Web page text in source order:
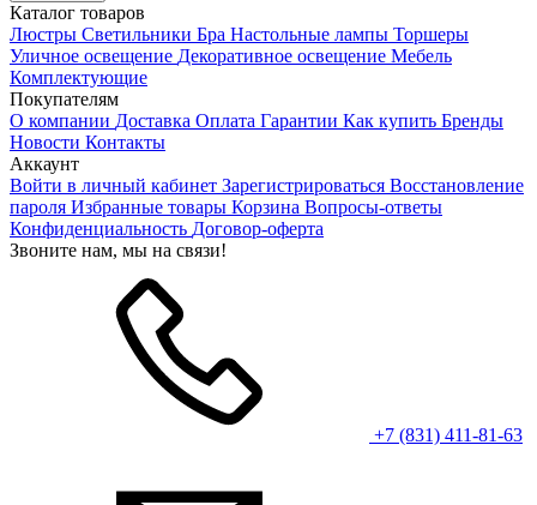
Каталог товаров
Люстры Светильники Бра Настольные лампы Торшеры
Уличное освещение Декоративное освещение Мебель
Комплектующие
Покупателям
О компании Доставка Оплата Гарантии Как купить Бренды
Новости Контакты
Аккаунт
Войти в личный кабинет Зарегистрироваться Восстановление
пароля Избранные товары Корзина Вопросы-ответы
Конфиденциальность Договор-оферта
Звоните нам, мы на связи!
+7 (831) 411-81-63